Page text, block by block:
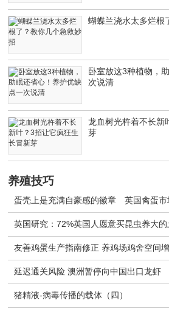
蝴蝶兰浇水太多烂根
卧室放这3种植物，
次说清
龙血树光杵着不长新
芽
养殖技巧
蛋壳上是充满自豪感的徽章 英国禽蛋市
英国研究：72%英国人愿意买昆虫养大的
友善鸡蛋生产指南修正 养鸡场鸡舍空间
延迟通关风险 澳洲暂停向中国出口龙虾
猪精液-病毒传播的载体（四）